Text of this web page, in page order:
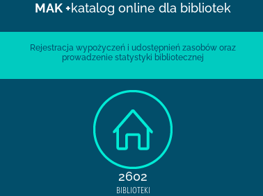
MAK +katalog online dla bibliotek
Rejestracja wypożyczeń i udostępnień zasobów oraz
prowadzenie statystyki bibliotecznej
2602
BIBLIOTEKI